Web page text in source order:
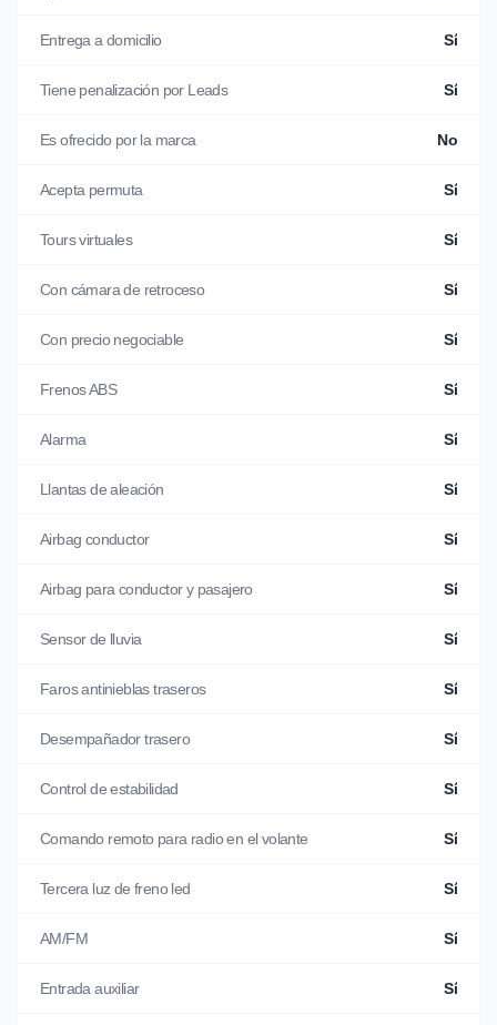
Entrega a domicilio Sí
Tiene penalización por Leads Sí
Es ofrecido por la marca No
Acepta permuta Sí
Tours virtuales Sí
Con cámara de retroceso Sí
Con precio negociable Sí
Frenos ABS Sí
Alarma Sí
Llantas de aleación Sí
Airbag conductor Sí
Airbag para conductor y pasajero Sí
Sensor de lluvia Sí
Faros antinieblas traseros Sí
Desempañador trasero Sí
Control de estabilidad Sí
Comando remoto para radio en el volante Sí
Tercera luz de freno led Sí
AM/FM Sí
Entrada auxiliar Sí